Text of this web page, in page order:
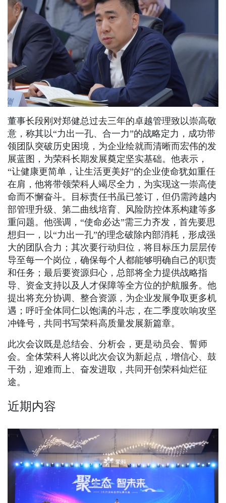
董事长段刚对郑健总过去三年的卓越管理致以崇高敬
意，称其以“力出一孔、合一力”的战略定力，成功带
领团队突破历史困境，为企业绘就而清晰而宏伟的发
展蓝图，为荣科长期发展奠定坚实基础。他表示，
“让健康更简单，让生活更美好”的企业使命犹如重任
在肩，他将带领荣科人竭尽全力，为实现这一崇高使
命而不懈奋斗。目标责任书虽已签订，但仍需跨越内
部管理升级、第二曲线培育、风险防控体系构建等多
重问题。他强调，“使命必达”需三力齐发，首先要思
想归一，以“力出一孔”的理念破除内部消耗，形成强
大的团队合力；其次要行动归位，将目标压力层层传
导至每一个岗位，确保每个人都能够明确自己的职责
和任务；最后要资源归心，总部将全力提供战略指
导、资金支持以及人才保障等全方位的护航服务。他
提出将充分协调、整合资源，为企业发展争取更多机
遇；呼吁全体同仁以饱满的斗志，在二季度吹响攻坚
冲锋号，共同书写荣科高质量发展新篇章。
此次会议既是总结会、分析会，更是动员会、誓师
会。全体荣科人将以此次会议为新起点，增信心、鼓
干劲，迎难而上、奋发进取，共同开创荣科灿烂征
途。
近期内容